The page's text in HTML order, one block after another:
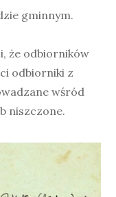
gminnym.
że odbiorników
odbiorniki z
wśród
niszczone.